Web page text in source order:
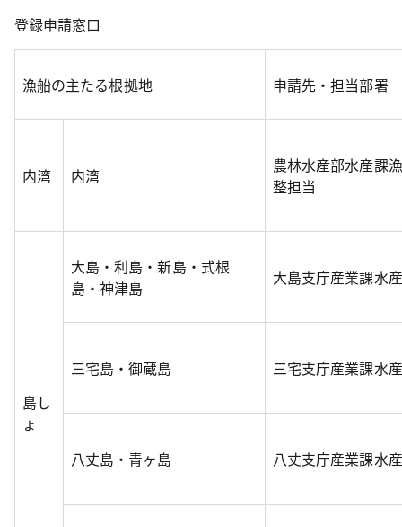
登録申請窓口
漁船の主たる根拠地 申請先・担当部署
内湾 内湾
農林水産部水産課
整担当
島し
ょ
大島・利島・新島・式根
島・神津島
大島支庁産業課水
三宅島・御蔵島 三宅支庁産業課水
八丈島・青ヶ島 八丈支庁産業課水